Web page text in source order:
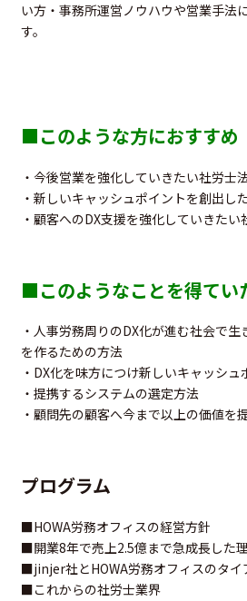
い方・事務所運営ノウハウや営業手法
す。
■このような方におすすめ
・今後営業を強化していきたい社労士
・新しいキャッシュポイントを創出し
・顧客へのDX支援を強化していきたい
■このようなことを得てい
・人事労務周りのDX化が進む社会で
を作るための方法
・DX化を味方につけ新しいキャッシ
・提携するシステムの選定方法
・顧問先の顧客へ今まで以上の価値を
プログラム
■HOWA労務オフィスの経営方針
■開業8年で売上2.5億まで急成長した
■jinjer社とHOWA労務オフィスのタイ
■これからの社労士業界